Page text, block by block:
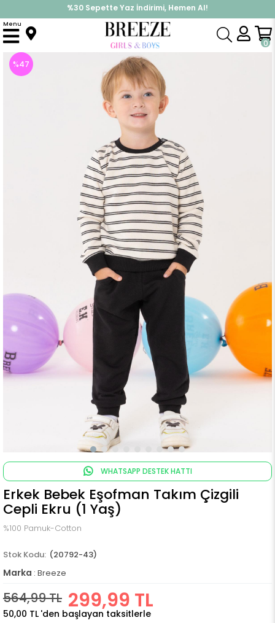
%30 Sepette Yaz İndirimi, Hemen Al!
İndirimlere ek %10 İndirimi Kap, Hemen Üye Ol!
0
Menu
Anasayfa Takımlar Eşofman Takımı
%47
WHATSAPP DESTEK HATTI
Erkek Bebek Eşofman Takım Çizgili
Cepli Ekru (1 Yaş)
%100 Pamuk-Cotton
(20792-43)
Marka : Breeze
564,99 TL 299,99 TL
50,00 TL 'den başlayan taksitlerle